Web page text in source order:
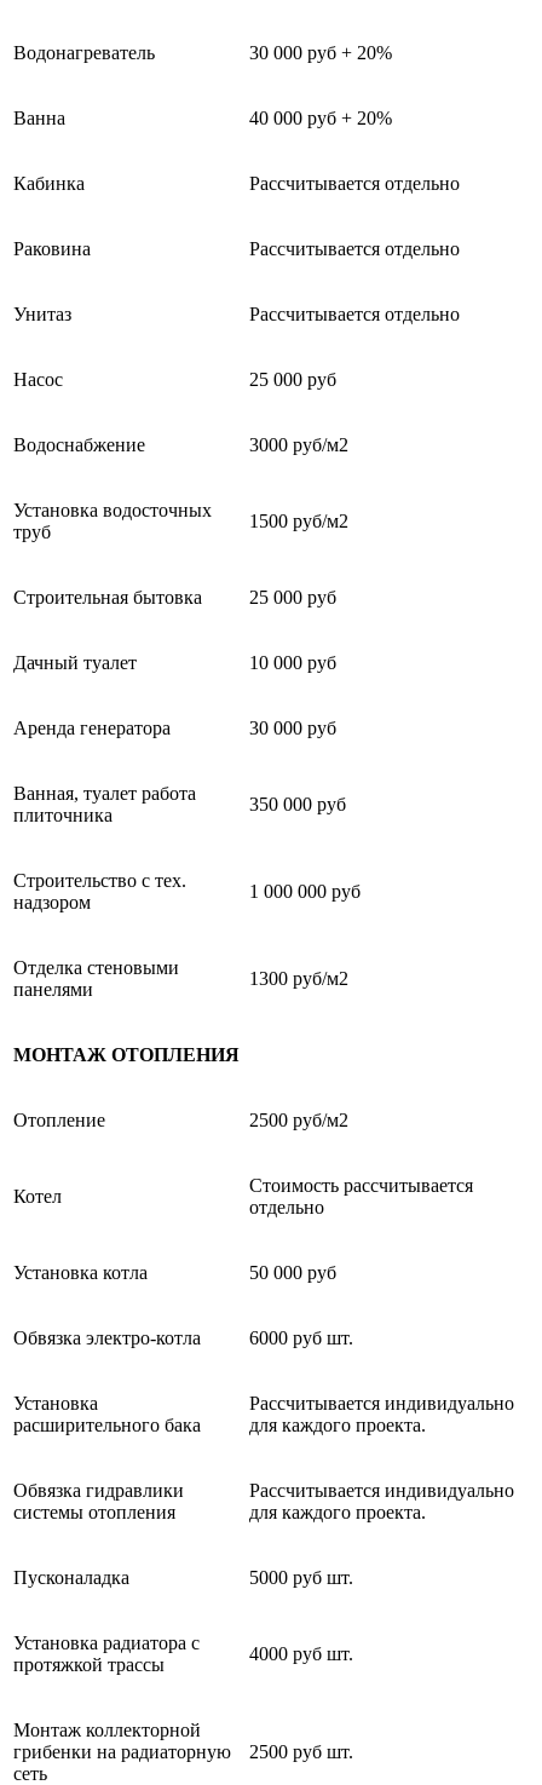
Водонагреватель 30 000 руб + 20%
Ванна 40 000 руб + 20%
Кабинка Рассчитывается отдельно
Раковина Рассчитывается отдельно
Унитаз Рассчитывается отдельно
Насос 25 000 руб
Водоснабжение 3000 руб/м2
Установка водосточных
труб
1500 руб/м2
Строительная бытовка 25 000 руб
Дачный туалет 10 000 руб
Аренда генератора 30 000 руб
Ванная, туалет работа
плиточника
350 000 руб
Строительство с тех.
надзором
1 000 000 руб
Отделка стеновыми
панелями
1300 руб/м2
МОНТАЖ ОТОПЛЕНИЯ
Отопление 2500 руб/м2
Котел
Стоимость рассчитывается
отдельно
Установка котла 50 000 руб
Обвязка электро-котла 6000 руб шт.
Установка
расширительного бака
Рассчитывается индивидуально
для каждого проекта.
Обвязка гидравлики
системы отопления
Рассчитывается индивидуально
для каждого проекта.
Пусконаладка 5000 руб шт.
Установка радиатора с
протяжкой трассы
4000 руб шт.
Монтаж коллекторной
грибенки на радиаторную
сеть
2500 руб шт.